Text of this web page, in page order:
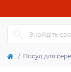
Посуд для